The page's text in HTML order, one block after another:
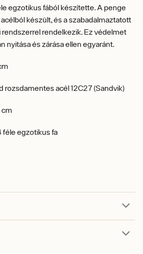
egzotikus fából készítette. A penge
készült, és a szabadalmaztatott
rendelkezik. Ez védelmet
nyitása és zárása ellen egyaránt.
rozsdamentes acél 12C27 (Sandvik)
cm
féle egzotikus fa